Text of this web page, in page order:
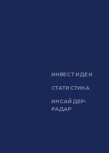
ИНВЕСТ ИДЕИ
СТАТИСТИКА
ИНСАЙДЕР-
РАДАР